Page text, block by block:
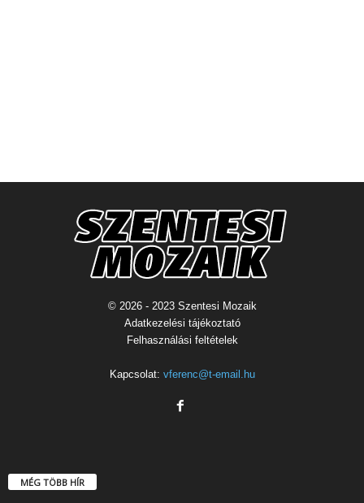
© 2026 - 2023 Szentesi Mozaik
Adatkezelési tájékoztató
Felhasználási feltételek
Kapcsolat: vferenc@t-email.hu
MÉG TÖBB HÍR